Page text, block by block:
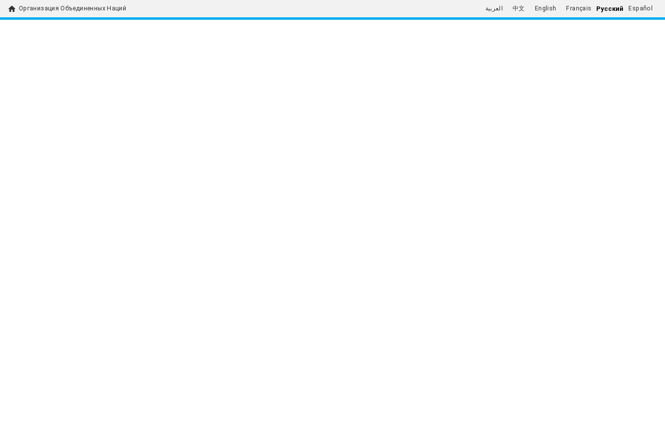
home Организация Объединенных Наций العربية 中文 English Français Русский Español